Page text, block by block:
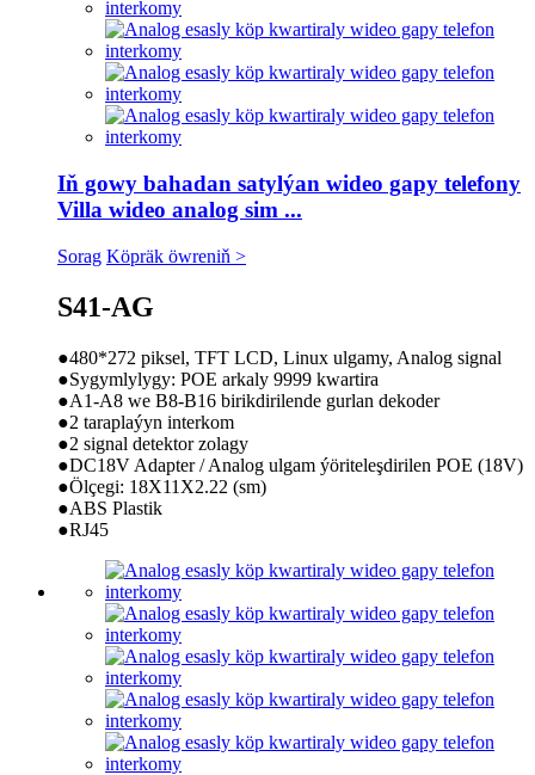
Iň gowy bahadan satylýan wideo gapy telefony
Villa wideo analog sim ...
Sorag Köpräk öwreniň >
S41-AG
●480*272 piksel, TFT LCD, Linux ulgamy, Analog signal
●Sygymlylygy: POE arkaly 9999 kwartira
●A1-A8 we B8-B16 birikdirilende gurlan dekoder
●2 taraplaýyn interkom
●2 signal detektor zolagy
●DC18V Adapter / Analog ulgam ýöriteleşdirilen POE (18V)
●Ölçegi: 18X11X2.22 (sm)
●ABS Plastik
●RJ45